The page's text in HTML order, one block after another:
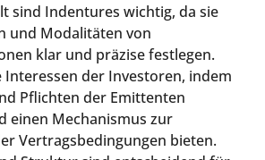
sind Indentures wichtig, da sie
und Modalitäten von
klar und präzise festlegen.
Interessen der Investoren, indem
Pflichten der Emittenten
einen Mechanismus zur
Vertragsbedingungen bieten.